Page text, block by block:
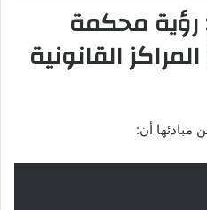
رؤية محكمة
القانونية
أن: